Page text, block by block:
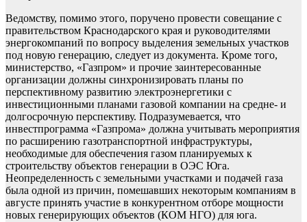
Ведомству, помимо этого, поручено провести совещание с
правительством Краснодарского края и руководителями
энергокомпаний по вопросу выделения земельных участков
под новую генерацию, следует из документа. Кроме того,
министерство, «Газпром» и прочие заинтересованные
организации должны синхронизировать планы по
перспективному развитию электроэнергетики с
инвестиционными планами газовой компании на средне- и
долгосрочную перспективу. Подразумевается, что
инвестпрограмма «Газпрома» должна учитывать мероприятия
по расширению газотранспортной инфраструктуры,
необходимые для обеспечения газом планируемых к
строительству объектов генерации в ОЭС Юга.
Неопределенность с земельными участками и подачей газа
была одной из причин, помешавших некоторым компаниям в
августе принять участие в конкурентном отборе мощности
новых генерирующих объектов (КОМ НГО) для юга.